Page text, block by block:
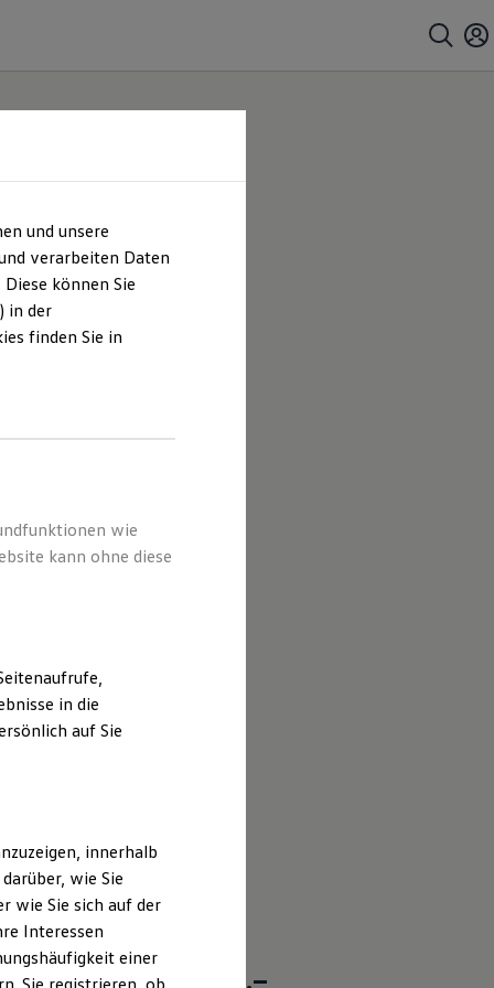
Days vom 05.09.–
und unsere
verarbeiten Daten
können Sie
in der
finden Sie in
wie
kann ohne diese
in die
auf Sie
innerhalb
wie Sie
wie Sie sich auf der
Interessen
einer
Sie registrieren, ob